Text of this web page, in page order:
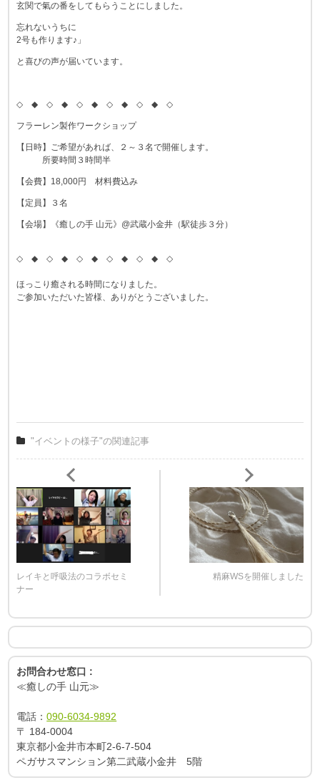
玄関で氣の番をしてもらうことにしました。
忘れないうちに
2号も作ります♪」
と喜びの声が届いています。
◇ ◆ ◇ ◆ ◇ ◆ ◇ ◆ ◇ ◆ ◇
フラーレン製作ワークショップ
【日時】ご希望があれば、２～３名で開催します。
所要時間３時間半
【会費】18,000円 材料費込み
【定員】３名
【会場】《癒しの手 山元》@武蔵小金井（駅徒歩３分）
◇ ◆ ◇ ◆ ◇ ◆ ◇ ◆ ◇ ◆ ◇
ほっこり癒される時間になりました。
ご参加いただいた皆様、ありがとうございました。
"イベントの様子"の関連記事
レイキと呼吸法のコラボセミ
ナー
精麻WSを開催しました
お問合わせ窓口 :
≪癒しの手 山元≫
電話：090-6034-9892
〒 184-0004
東京都小金井市本町2-6-7-504
ペガサスマンション第二武蔵小金井 5階